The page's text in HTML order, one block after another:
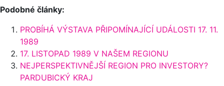
Podobné články:
PROBÍHÁ VÝSTAVA PŘIPOMÍNAJÍCÍ UDÁLOSTI 17. 11.
1989
17. LISTOPAD 1989 V NAŠEM REGIONU
NEJPERSPEKTIVNĚJŠÍ REGION PRO INVESTORY?
PARDUBICKÝ KRAJ